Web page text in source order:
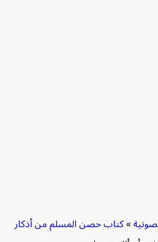
»كتاب حصن المسلم من أذكار